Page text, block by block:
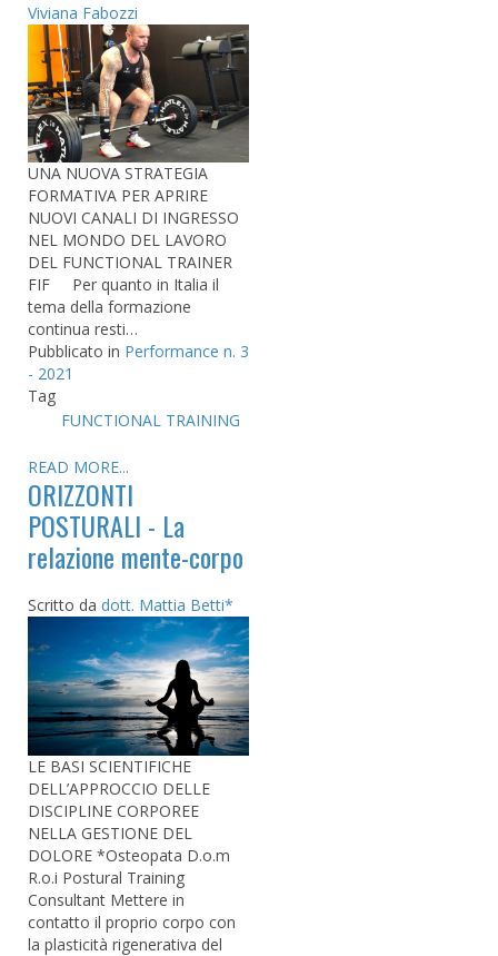
Viviana Fabozzi
UNA NUOVA STRATEGIA
FORMATIVA PER APRIRE
NUOVI CANALI DI INGRESSO
NEL MONDO DEL LAVORO
DEL FUNCTIONAL TRAINER
FIF Per quanto in Italia il
tema della formazione
continua resti…
Pubblicato in Performance n. 3
- 2021
Tag
FUNCTIONAL TRAINING
READ MORE...
ORIZZONTI
POSTURALI - La
relazione mente-corpo
Scritto da dott. Mattia Betti*
LE BASI SCIENTIFICHE
DELL’APPROCCIO DELLE
DISCIPLINE CORPOREE
NELLA GESTIONE DEL
DOLORE *Osteopata D.o.m
R.o.i Postural Training
Consultant Mettere in
contatto il proprio corpo con
la plasticità rigenerativa del